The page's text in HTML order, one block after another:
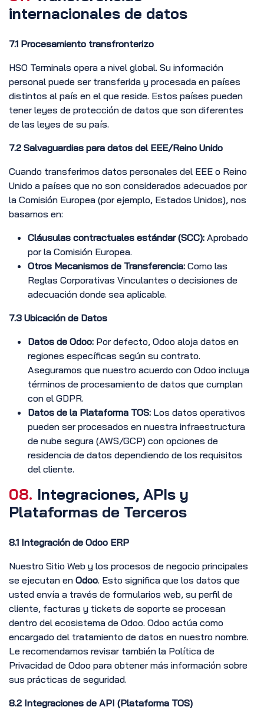
internacionales de datos
7.1 Procesamiento transfronterizo
HSO Terminals opera a nivel global. Su información
personal puede ser transferida y procesada en países
distintos al país en el que reside. Estos países pueden
tener leyes de protección de datos que son diferentes
de las leyes de su país.
7.2 Salvaguardias para datos del EEE/Reino Unido
Cuando transferimos datos personales del EEE o Reino
Unido a países que no son considerados adecuados por
la Comisión Europea (por ejemplo, Estados Unidos), nos
basamos en:
Cláusulas contractuales estándar (SCC): Aprobado
por la Comisión Europea.
Otros Mecanismos de Transferencia: Como las
Reglas Corporativas Vinculantes o decisiones de
adecuación donde sea aplicable.
7.3 Ubicación de Datos
Datos de Odoo: Por defecto, Odoo aloja datos en
regiones específicas según su contrato.
Aseguramos que nuestro acuerdo con Odoo incluya
términos de procesamiento de datos que cumplan
con el GDPR.
Datos de la Plataforma TOS: Los datos operativos
pueden ser procesados en nuestra infraestructura
de nube segura (AWS/GCP) con opciones de
residencia de datos dependiendo de los requisitos
del cliente.
08. Integraciones, APIs y
Plataformas de Terceros
8.1 Integración de Odoo ERP
Nuestro Sitio Web y los procesos de negocio principales
se ejecutan en Odoo. Esto significa que los datos que
usted envía a través de formularios web, su perfil de
cliente, facturas y tickets de soporte se procesan
dentro del ecosistema de Odoo. Odoo actúa como
encargado del tratamiento de datos en nuestro nombre.
Le recomendamos revisar también la Política de
Privacidad de Odoo para obtener más información sobre
sus prácticas de seguridad.
8.2 Integraciones de API (Plataforma TOS)